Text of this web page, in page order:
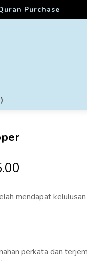
Purchase
mendapat
perkata dan